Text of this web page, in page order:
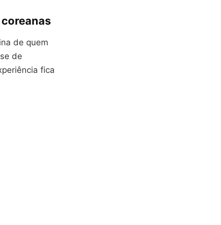
de quem
de
fica